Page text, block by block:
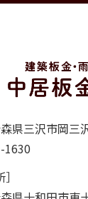
県三沢市岡三
1630